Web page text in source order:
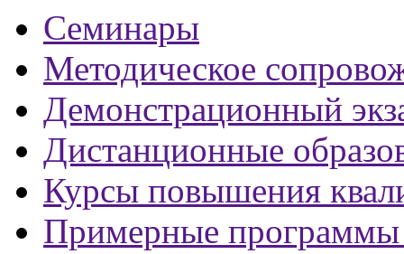
Семинары
Методическое
Демонстрационный
Дистанционные
Курсы повышения
Примерные